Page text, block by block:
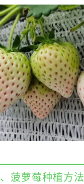
菠萝莓种植方法